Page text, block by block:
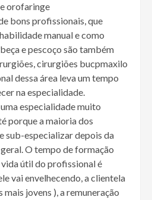
orofaringe
bons profissionais, que
manual e como
e pescoço são também
cirurgiões bucpmaxilo
dessa área leva um tempo
na especialidade.
especialidade muito
porque a maioria dos
sub-especializar depois da
O tempo de formação
útil do profissional é
vai envelhecendo, a clientela
jovens ), a remuneração